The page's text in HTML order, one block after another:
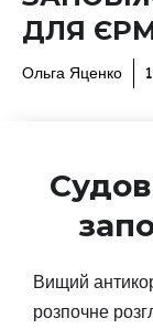
ДЛЯ
Ольга Яценко
Вищий
розпочне